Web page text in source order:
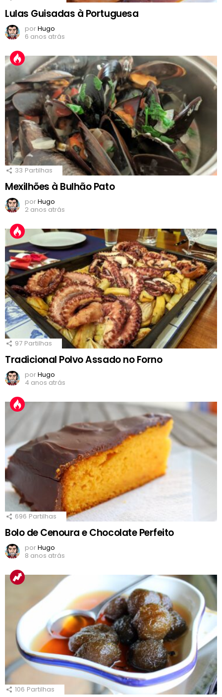
Lulas Guisadas à Portuguesa
porHugo
6 anos atrás
33 Partilhas
Mexilhões à Bulhão Pato
porHugo
2 anos atrás
97 Partilhas
Tradicional Polvo Assado no Forno
porHugo
4 anos atrás
696 Partilhas
Bolo de Cenoura e Chocolate Perfeito
porHugo
8 anos atrás
106 Partilhas